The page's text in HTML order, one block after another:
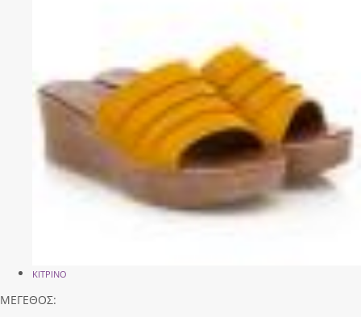
ΚΙΤΡΙΝΟ
ΜΕΓΕΘΟΣ: